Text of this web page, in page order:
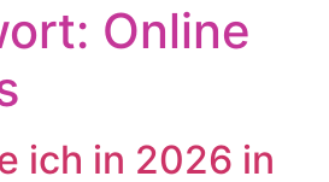
Online
ich in 2026 in